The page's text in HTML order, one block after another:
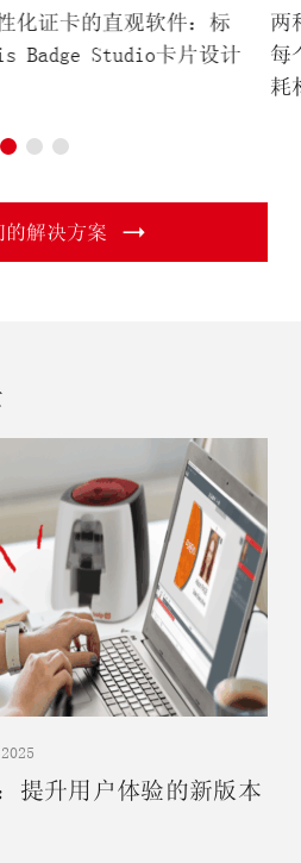
化证卡的直观软件：标
Badge Studio卡片设计
两
每
耗
的解决方案
提升用户体验的新版本